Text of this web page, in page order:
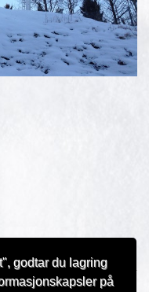
godtar du lagring
på